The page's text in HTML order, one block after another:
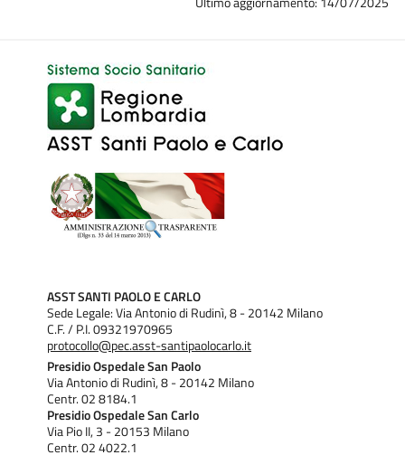
ASST SANTI PAOLO E CARLO
Sede Legale: Via Antonio di Rudinì, 8 - 20142 Milano
C.F. / P.I. 09321970965
protocollo@pec.asst-santipaolocarlo.it
Presidio Ospedale San Paolo
Via Antonio di Rudinì, 8 - 20142 Milano
Centr. 02 8184.1
Presidio Ospedale San Carlo
Via Pio II, 3 - 20153 Milano
Centr. 02 4022.1